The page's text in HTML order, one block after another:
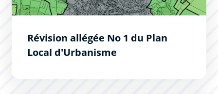
Révision allégée No 1 du Plan
Local d'Urbanisme